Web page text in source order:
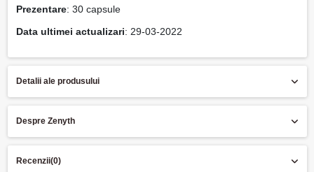
Prezentare: 30 capsule
Data ultimei actualizari: 29-03-2022
Detalii ale produsului
Despre Zenyth
Recenzii(0)